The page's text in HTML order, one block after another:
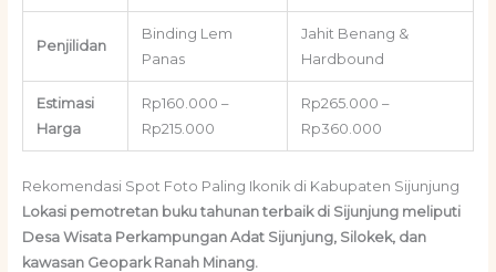
Penjilidan
Binding Lem
Panas
Jahit Benang &
Hardbound
Estimasi
Harga
Rp160.000 –
Rp215.000
Rp265.000 –
Rp360.000
Rekomendasi Spot Foto Paling Ikonik di Kabupaten Sijunjung
Lokasi pemotretan buku tahunan terbaik di Sijunjung meliputi
Desa Wisata Perkampungan Adat Sijunjung, Silokek, dan
kawasan Geopark Ranah Minang.